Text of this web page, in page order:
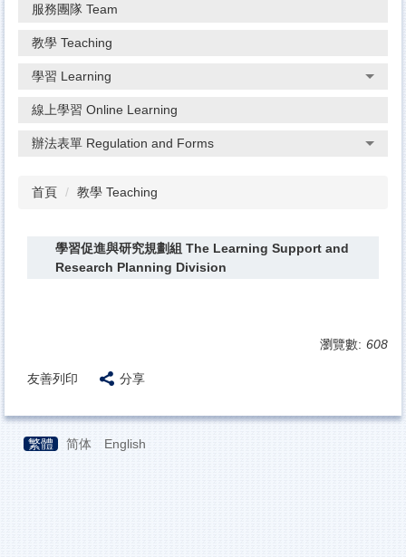
服務團隊 Team
教學 Teaching
學習 Learning
線上學習 Online Learning
辦法表單 Regulation and Forms
首頁 教學 Teaching
學習促進與研究規劃組 The Learning Support and
Research Planning Division
瀏覽數: 608
友善列印 分享
繁體 简体 English